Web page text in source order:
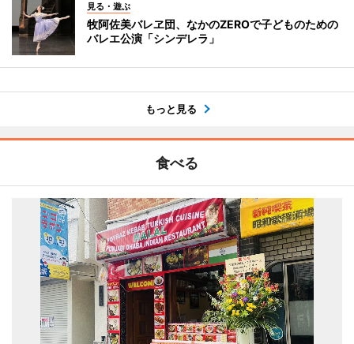
見る・遊ぶ
牧阿佐美バレヱ団、なかのZEROで子どものための
バレエ公演「シンデレラ」
もっと見る
食べる